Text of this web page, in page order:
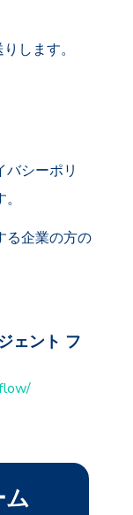
します。
バシーポリ
る企業の方の
ェント フ
ム